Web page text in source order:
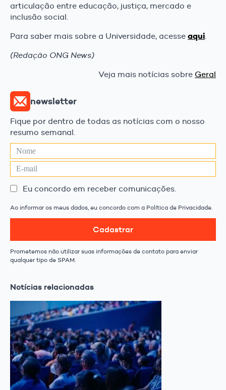
articulação entre educação, justiça, mercado e
inclusão social.
Para saber mais sobre a Universidade, acesse aqui.
(Redação ONG News)
Veja mais notícias sobre Geral
newsletter
Fique por dentro de todas as notícias com o nosso
resumo semanal.
Eu concordo em receber comunicações.
Ao informar os meus dados, eu concordo com a Política de Privacidade.
Cadastrar
Prometemos não utilizar suas informações de contato para enviar
qualquer tipo de SPAM.
Notícias relacionadas